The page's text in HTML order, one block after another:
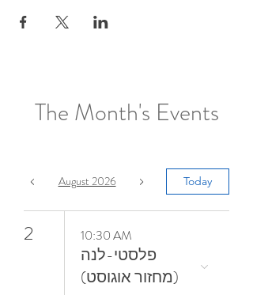
The Month's Events
August 2026 Today
2 10:30 AM
פלסטי-לנה
(מחזור אוגוסט)